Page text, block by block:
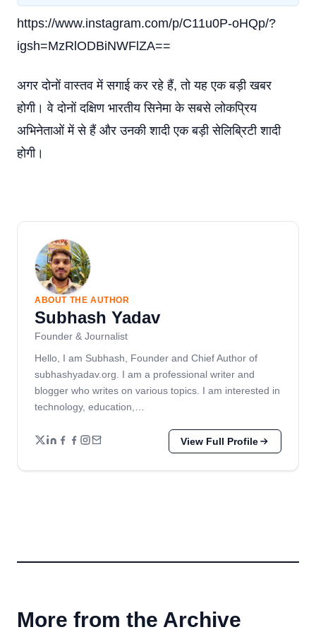
https://www.instagram.com/p/C11u0P-oHQp/?
igsh=MzRlODBiNWFlZA==
अगर दोनों वास्तव में सगाई कर रहे हैं, तो यह एक बड़ी खबर
होगी। वे दोनों दक्षिण भारतीय सिनेमा के सबसे लोकप्रिय
अभिनेताओं में से हैं और उनकी शादी एक बड़ी सेलिब्रिटी शादी
होगी।
ABOUT THE AUTHOR
Subhash Yadav
Founder & Journalist
Hello, I am Subhash, Founder and Chief Author of
subhashyadav.org. I am a professional writer and
blogger who writes on various topics. I am interested in
technology, education,…
View Full Profile
More from the Archive